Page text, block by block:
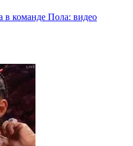
в команде Пола: видео